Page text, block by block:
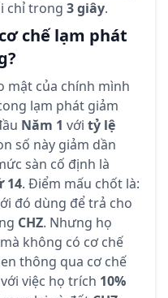
chỉ trong 3 giây.
chế lạm phát
mật của chính mình
lạm phát giảm
Năm 1 với tỷ lệ
số này giảm dần
sàn cố định là
14. Điểm mấu chốt là:
đó dùng để trả cho
CHZ. Nhưng họ
không có cơ chế
thông qua cơ chế
việc họ trích 10%